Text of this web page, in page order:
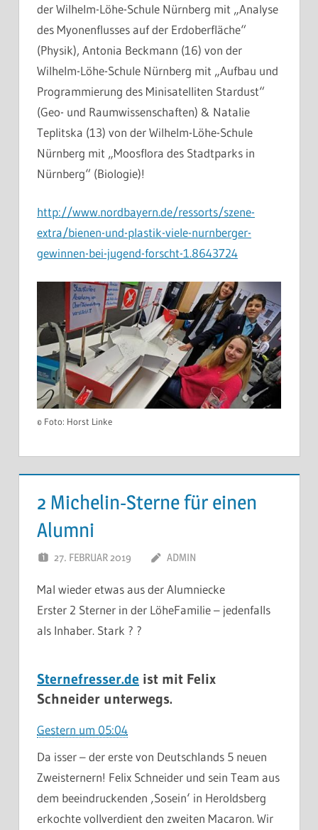
der Wilhelm-Löhe-Schule Nürnberg mit „Analyse
des Myonenflusses auf der Erdoberfläche“
(Physik), Antonia Beckmann (16) von der
Wilhelm-Löhe-Schule Nürnberg mit „Aufbau und
Programmierung des Minisatelliten Stardust“
(Geo- und Raumwissenschaften) & Natalie
Teplitska (13) von der Wilhelm-Löhe-Schule
Nürnberg mit „Moosflora des Stadtparks in
Nürnberg“ (Biologie)!
http://www.nordbayern.de/ressorts/szene-
extra/bienen-und-plastik-viele-nurnberger-
gewinnen-bei-jugend-forscht-1.8643724
© Foto: Horst Linke
2 Michelin-Sterne für einen
Alumni
27. FEBRUAR 2019 ADMIN
Mal wieder etwas aus der Alumniecke
Erster 2 Sterner in der LöheFamilie – jedenfalls
als Inhaber. Stark ? ?
Sternefresser.de ist mit Felix
Schneider unterwegs.
Gestern um 05:04
Da isser – der erste von Deutschlands 5 neuen
Zweisternern! Felix Schneider und sein Team aus
dem beeindruckenden ‚Sosein‘ in Heroldsberg
erkochte vollverdient den zweiten Macaron. Wir